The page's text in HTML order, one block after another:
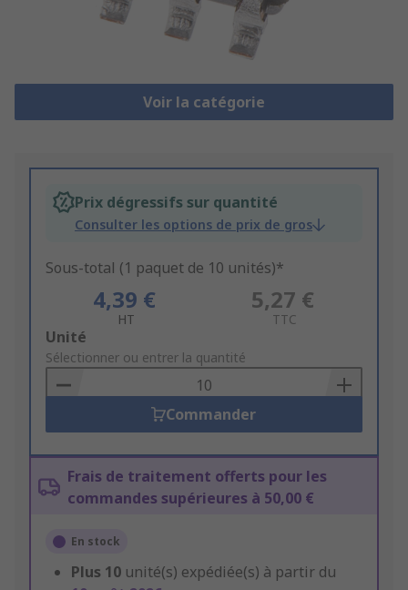
Voir la catégorie
Prix dégressifs sur quantité
Consulter les options de prix de gros
Sous-total (1 paquet de 10 unités)*
4,39 €
HT
5,27 €
TTC
Add
to
Basket
Unité
Sélectionner ou entrer la quantité
Commander
Frais de traitement offerts pour les
commandes supérieures à 50,00 €
En stock
Plus 10 unité(s) expédiée(s) à partir du